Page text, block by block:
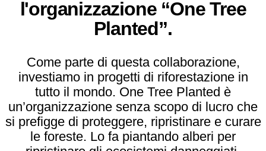
l'organizzazione “One Tree
Planted”.
Come parte di questa collaborazione,
investiamo in progetti di riforestazione in
tutto il mondo. One Tree Planted è
un’organizzazione senza scopo di lucro che
si prefigge di proteggere, ripristinare e curare
le foreste. Lo fa piantando alberi per